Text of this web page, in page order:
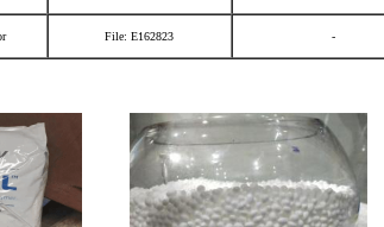
File: E162823 -